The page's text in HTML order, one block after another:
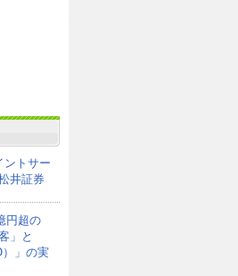
ントサー
井証券
円超の
」と
）」の実